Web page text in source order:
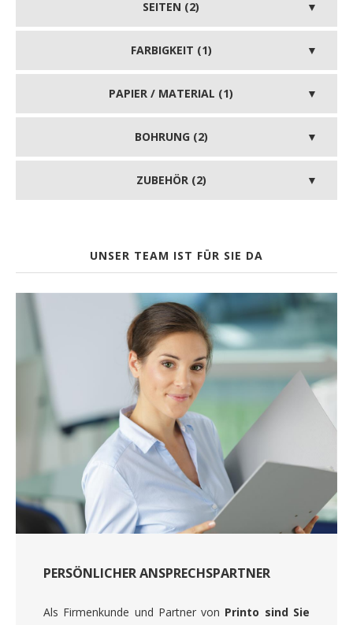
SEITEN (2)
FARBIGKEIT (1)
PAPIER / MATERIAL (1)
BOHRUNG (2)
ZUBEHÖR (2)
UNSER TEAM IST FÜR SIE DA
PERSÖNLICHER ANSPRECHSPARTNER
Als Firmenkunde und Partner von Printo sind Sie